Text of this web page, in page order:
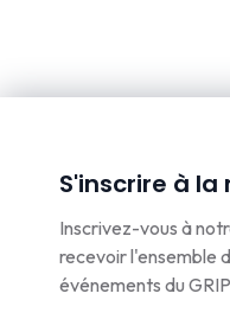
S'inscrire à
Inscrivez-vous à
recevoir l'ensemble
événements du